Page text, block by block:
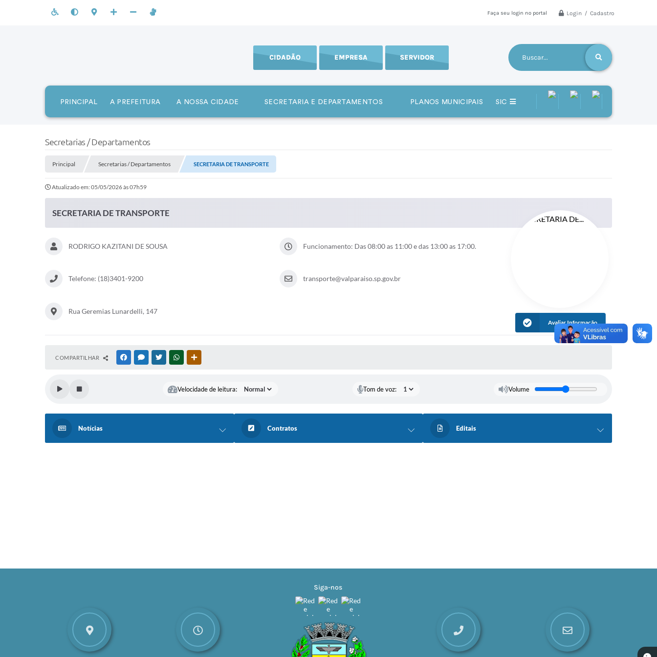
Faça seu login no portal Login / Cadastro
CIDADÃO EMPRESA SERVIDOR
PRINCIPAL A PREFEITURA A NOSSA CIDADE SECRETARIA E DEPARTAMENTOS PLANOS MUNICIPAIS SIC
Secretarias / Departamentos
Principal Secretarias / Departamentos SECRETARIA DE TRANSPORTE
Atualizado em: 05/05/2026 às 07h59
SECRETARIA DE TRANSPORTE
RODRIGO KAZITANI DE SOUSA Funcionamento: Das 08:00 as 11:00 e das 13:00 as 17:00.
Telefone: (18)3401-9200 transporte@valparaiso.sp.gov.br
Rua Geremias Lunardelli, 147
Avaliar Informação
COMPARTILHAR FACEBOOKMESSENGER
TWITTERWHATSAPP
Velocidade de leitura: Tom de voz: Volume
Notícias Contratos Editais
Siga-nos